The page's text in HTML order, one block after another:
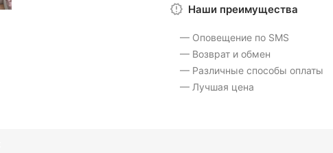
Наши преимущества
— Оповещение по SMS
— Возврат и обмен
— Различные способы оплаты
— Лучшая цена